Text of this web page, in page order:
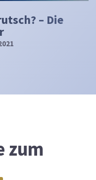
– Die
zum